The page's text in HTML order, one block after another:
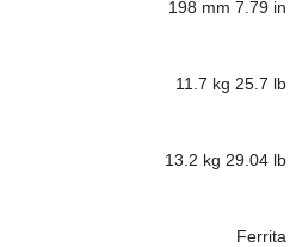
198 mm 7.79 in
11.7 kg 25.7 lb
13.2 kg 29.04 lb
Ferrita